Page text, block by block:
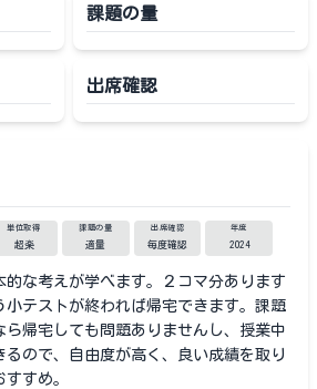
課題の量
出席確認
単位取得
超楽
課題の量
適量
出席確認
毎度確認
年度
2024
的な考えが学べます。２コマ分あります
小テストが終われば帰宅できます。課題
ら帰宅しても問題ありませんし、授業中
るので、自由度が高く、良い成績を取り
すめ。